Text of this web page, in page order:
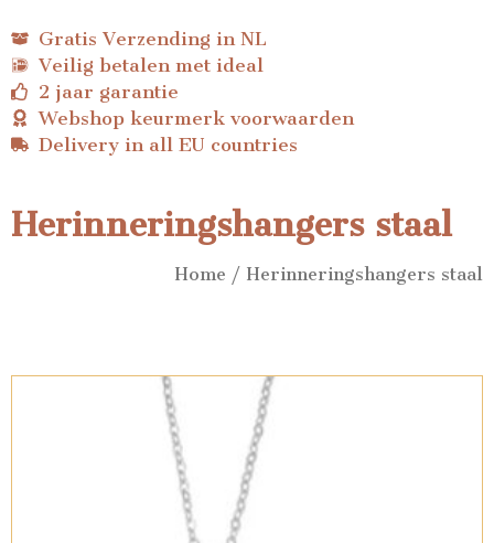
Gratis Verzending in NL
Veilig betalen met ideal
2 jaar garantie
Webshop keurmerk voorwaarden
Delivery in all EU countries
Herinneringshangers staal
Home / Herinneringshangers staal